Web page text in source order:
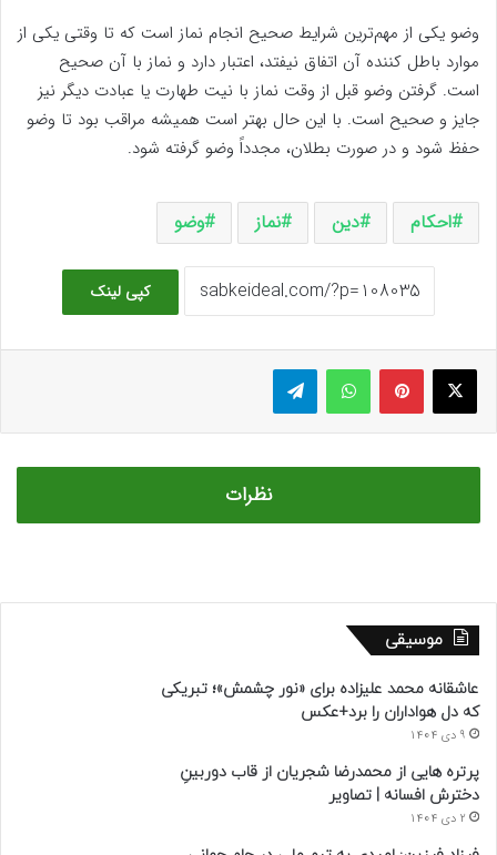
وضو یکی از مهم‌ترین شرایط صحیح انجام نماز است که تا وقتی یکی از
موارد باطل کننده آن اتفاق نیفتد، اعتبار دارد و نماز با آن صحیح
است. گرفتن وضو قبل از وقت نماز با نیت طهارت یا عبادت دیگر نیز
جایز و صحیح است. با این حال بهتر است همیشه مراقب بود تا وضو
حفظ شود و در صورت بطلان، مجدداً وضو گرفته شود.
احکام دین نماز وضو
کپی لینک
ایکس پینتریستواتس آپ تلگرام
نظرات
موسیقی
عاشقانه محمد علیزاده برای «نور چشمش»؛ تبریکی
که دل هواداران را برد+عکس
9 دی 1404
پرتره هایی از محمدرضا شجریان از قاب دوربینِ
دخترش افسانه | تصاویر
2 دی 1404